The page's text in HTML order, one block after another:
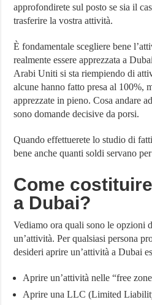
approfondirete sul posto se sia il
trasferire la vostra attività.
È fondamentale scegliere bene
realmente essere apprezzata a
Arabi Uniti si sta riempiendo di
alcune hanno fatto presa al 100%,
apprezzate in pieno. Cosa andare
sono domande decisive da porsi.
Quando effettuerete lo studio di
bene anche quanti soldi servano
Come
a Dubai?
Vediamo ora quali sono le opzioni
un’attività. Per qualsiasi persona
desideri aprire un’attività a Dubai
Aprire un’attività nelle “free
Aprire una LLC (Limited